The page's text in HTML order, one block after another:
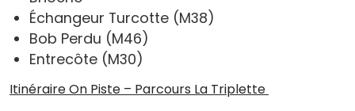
Échangeur Turcotte (M38)
Bob Perdu (M46)
Entrecôte (M30)
Itinéraire On Piste – Parcours La Triplette